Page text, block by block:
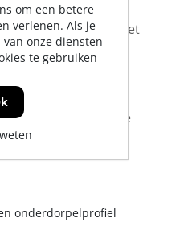
de bovenkant
onderkant wordt met
aan het kozijn.
via deze link:
verschillende type
onderdorpelprofiel
om een betere
verlenen. Als je
onze diensten
te gebruiken